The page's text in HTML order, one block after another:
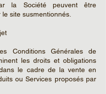
la Société peuvent être
site susmentionnés.
Conditions Générales de
les droits et obligations
le cadre de la vente en
ou Services proposés par